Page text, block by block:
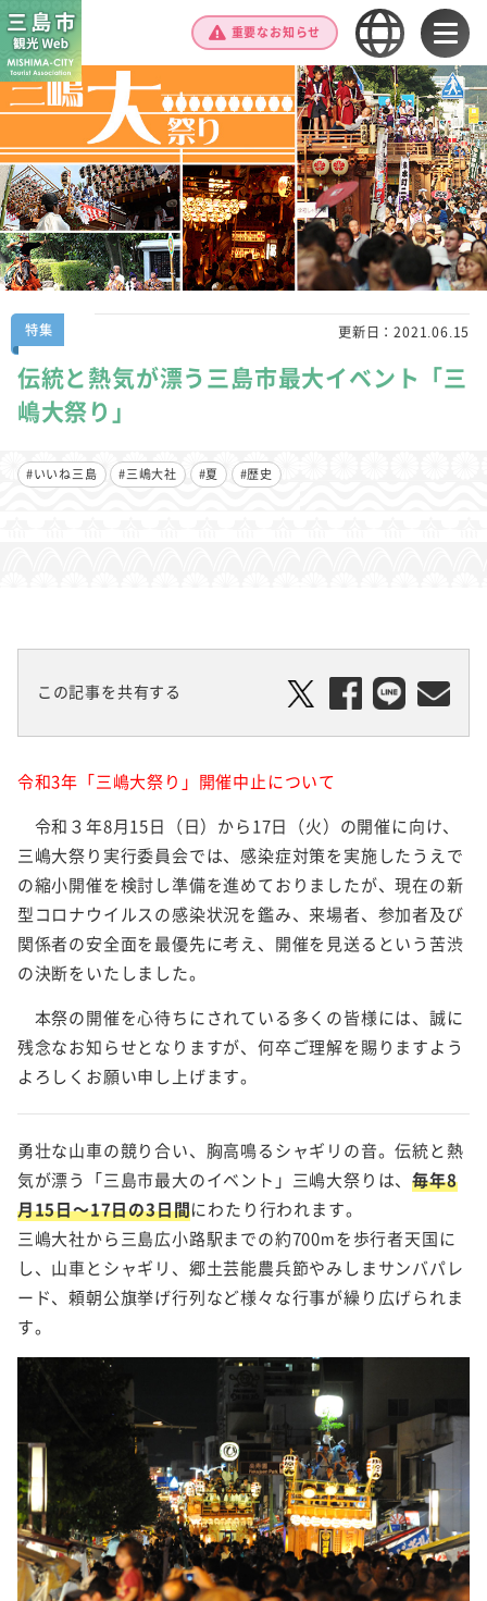
重要なお知らせ
特集 更新日：2021.06.15
伝統と熱気が漂う三島市最大イベント「三
嶋大祭り」
#いいね三島 #三嶋大社 #夏 #歴史
この記事を共有する
令和3年「三嶋大祭り」開催中止について
令和３年8月15日（日）から17日（火）の開催に向け、
三嶋大祭り実行委員会では、感染症対策を実施したうえで
の縮小開催を検討し準備を進めておりましたが、現在の新
型コロナウイルスの感染状況を鑑み、来場者、参加者及び
関係者の安全面を最優先に考え、開催を見送るという苦渋
の決断をいたしました。
本祭の開催を心待ちにされている多くの皆様には、誠に
残念なお知らせとなりますが、何卒ご理解を賜りますよう
よろしくお願い申し上げます。
勇壮な山車の競り合い、胸高鳴るシャギリの音。伝統と熱
気が漂う「三島市最大のイベント」三嶋大祭りは、毎年8
月15日～17日の3日間にわたり行われます。
三嶋大社から三島広小路駅までの約700mを歩行者天国に
し、山車とシャギリ、郷土芸能農兵節やみしまサンバパレ
ード、頼朝公旗挙げ行列など様々な行事が繰り広げられま
す。